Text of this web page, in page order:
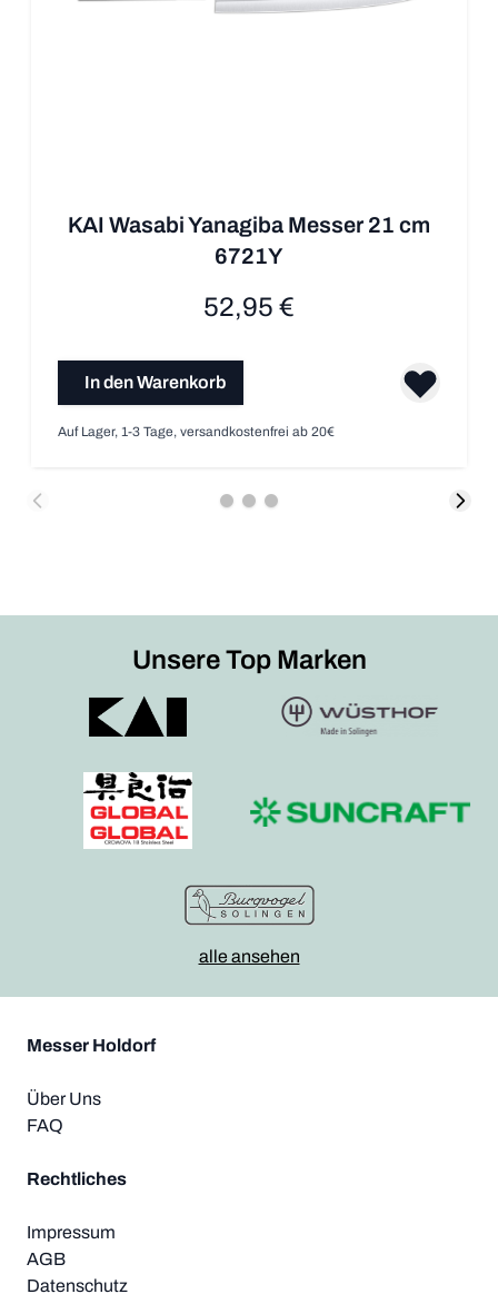
KAI Wasabi Yanagiba Messer 21 cm
6721Y
52,95 €
In den Warenkorb
Auf Lager, 1-3 Tage, versandkostenfrei ab 20€
Unsere Top Marken
alle ansehen
Messer Holdorf
Über Uns
FAQ
Rechtliches
Impressum
AGB
Datenschutz